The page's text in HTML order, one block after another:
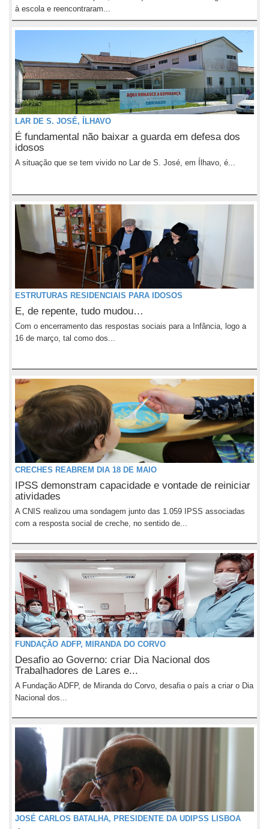
à escola e reencontraram...
LAR DE S. JOSÉ, ÍLHAVO
É fundamental não baixar a guarda em defesa dos
idosos
A situação que se tem vivido no Lar de S. José, em Ílhavo, é...
ESTRUTURAS RESIDENCIAIS PARA IDOSOS
E, de repente, tudo mudou…
Com o encerramento das respostas sociais para a Infância, logo a
16 de março, tal como dos...
CRECHES REABREM DIA 18 DE MAIO
IPSS demonstram capacidade e vontade de reiniciar
atividades
A CNIS realizou uma sondagem junto das 1.059 IPSS associadas
com a resposta social de creche, no sentido de...
FUNDAÇÃO ADFP, MIRANDA DO CORVO
Desafio ao Governo: criar Dia Nacional dos
Trabalhadores de Lares e...
A Fundação ADFP, de Miranda do Corvo, desafia o país a criar o Dia
Nacional dos...
JOSÉ CARLOS BATALHA, PRESIDENTE DA UDIPSS LISBOA